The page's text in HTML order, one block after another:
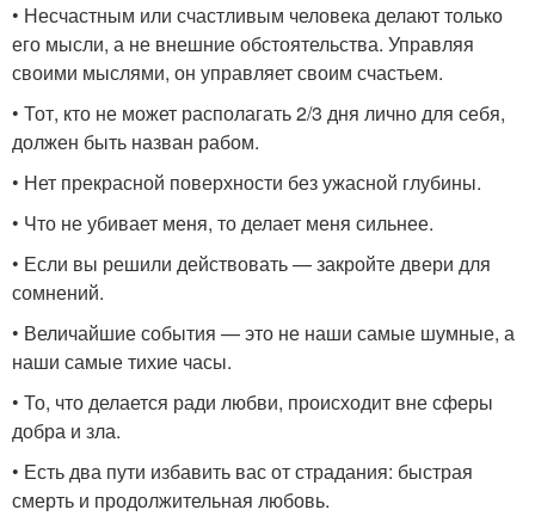
• Несчастным или счастливым человека делают только
его мысли, а не внешние обстоятельства. Управляя
своими мыслями, он управляет своим счастьем.
• Тот, кто не может располагать 2/3 дня лично для себя,
должен быть назван рабом.
• Нет прекрасной поверхности без ужасной глубины.
• Что не убивает меня, то делает меня сильнее.
• Если вы решили действовать — закройте двери для
сомнений.
• Величайшие события — это не наши самые шумные, а
наши самые тихие часы.
• То, что делается ради любви, происходит вне сферы
добра и зла.
• Есть два пути избавить вас от страдания: быстрая
смерть и продолжительная любовь.